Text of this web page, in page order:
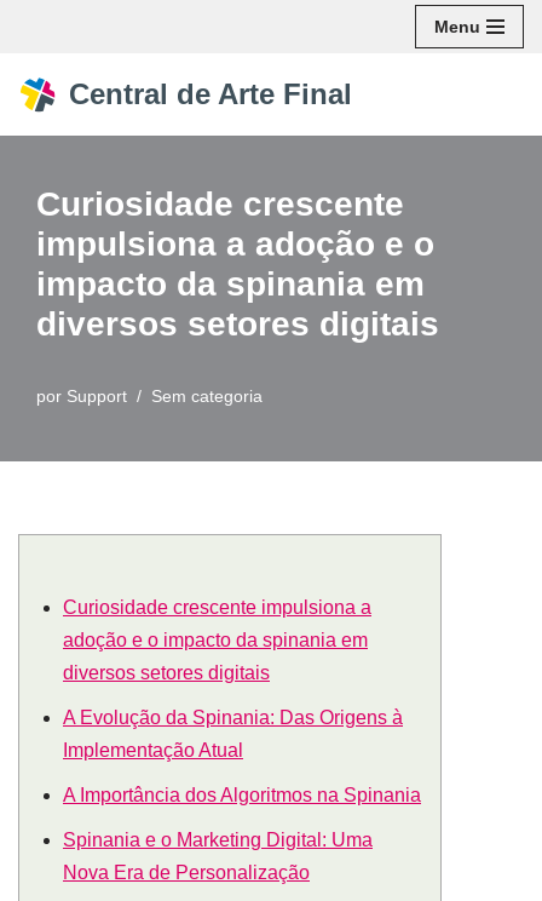
para
o
Menu
Central de Arte Final
Curiosidade crescente
impulsiona a adoção e o
impacto da spinania em
diversos setores digitais
por Support Sem categoria
Curiosidade crescente impulsiona a
adoção e o impacto da spinania em
diversos setores digitais
A Evolução da Spinania: Das Origens à
Implementação Atual
A Importância dos Algoritmos na Spinania
Spinania e o Marketing Digital: Uma
Nova Era de Personalização